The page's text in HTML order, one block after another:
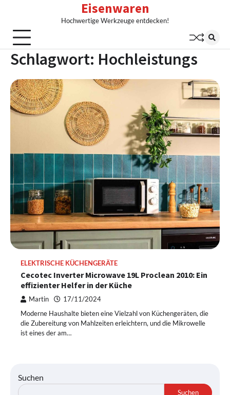
content
Eisenwaren
Hochwertige Werkzeuge entdecken!
Schlagwort: Hochleistungs
ELEKTRISCHE KÜCHENGERÄTE
Cecotec Inverter Microwave 19L Proclean 2010: Ein
effizienter Helfer in der Küche
Martin 17/11/2024
Moderne Haushalte bieten eine Vielzahl von Küchengeräten, die
die Zubereitung von Mahlzeiten erleichtern, und die Mikrowelle
ist eines der am…
Suchen
Suchen